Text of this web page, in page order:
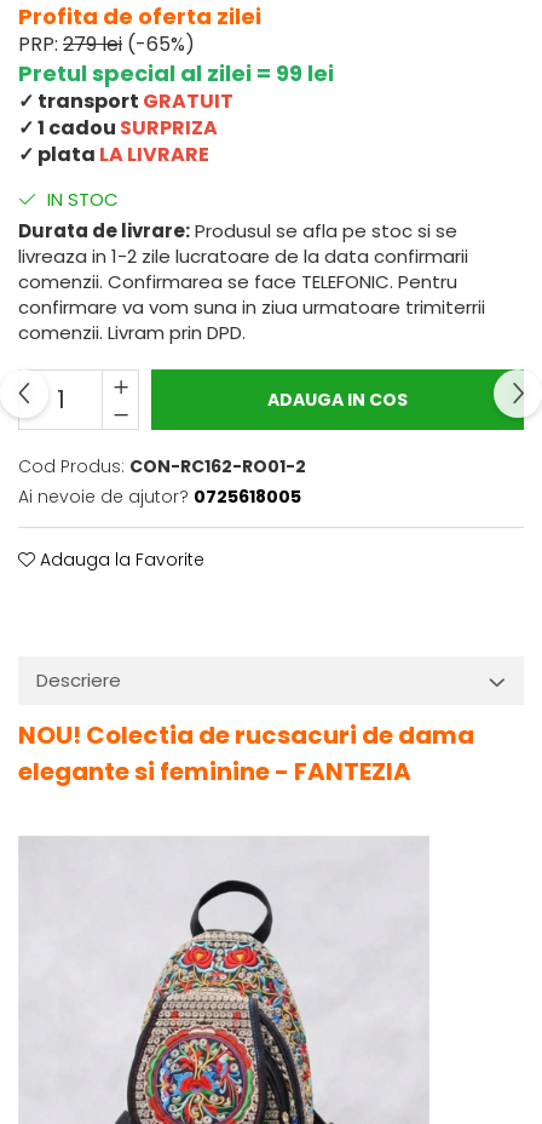
Profita de oferta zilei
PRP: 279 lei (-65%)
Pretul special al zilei = 99 lei
✓ transport GRATUIT
✓ 1 cadou SURPRIZA
✓ plata LA LIVRARE
IN STOC
Durata de livrare:Produsul se afla pe stoc si se
livreaza in 1-2 zile lucratoare de la data confirmarii
comenzii. Confirmarea se face TELEFONIC. Pentru
confirmare va vom suna in ziua urmatoare trimiterrii
comenzii. Livram prin DPD.
ADAUGA IN COS
Cod Produs: CON-RC162-RO01-2
Ai nevoie de ajutor? 0725618005
Adauga la Favorite
Descriere
NOU! Colectia de rucsacuri de dama
elegante si feminine - FANTEZIA